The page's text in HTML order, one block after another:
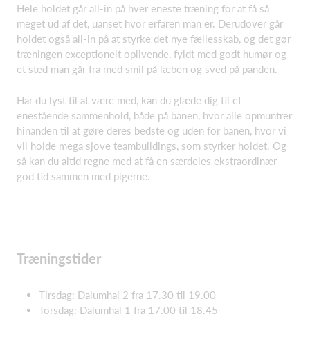
Hele holdet går all-in på hver eneste træning for at få så
meget ud af det, uanset hvor erfaren man er. Derudover går
holdet også all-in på at styrke det nye fællesskab, og det gør
træningen exceptionelt oplivende, fyldt med godt humør og
et sted man går fra med smil på læben og sved på panden.
Har du lyst til at være med, kan du glæde dig til et
enestående sammenhold, både på banen, hvor alle opmuntrer
hinanden til at gøre deres bedste og uden for banen, hvor vi
vil holde mega sjove teambuildings, som styrker holdet. Og
så kan du altid regne med at få en særdeles ekstraordinær
god tid sammen med pigerne.
Træningstider
Tirsdag: Dalumhal 2 fra 17.30 til 19.00
Torsdag: Dalumhal 1 fra 17.00 til 18.45